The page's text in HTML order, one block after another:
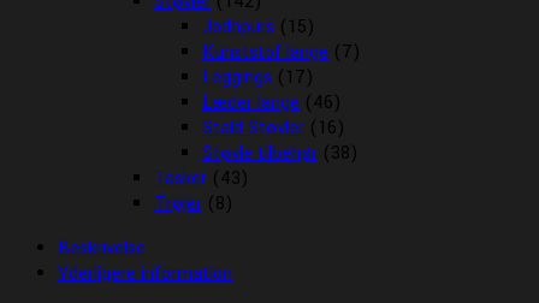
Jodhpurs (15)
Kunststof lange (7)
Leggings (17)
Læder lange (46)
Stald Støvler (16)
Støvle tilbehør (38)
Tasker (43)
Trøjer (8)
Beskrivelse
Yderligere information